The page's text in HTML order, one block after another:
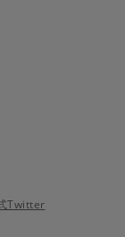
Twitter